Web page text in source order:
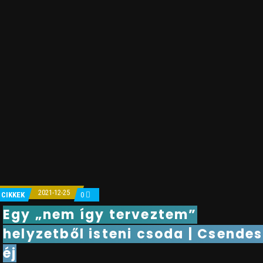
CIKKEK 2021-12-25 0
Egy „nem így terveztem”
helyzetből isteni csoda | Csendes
éj